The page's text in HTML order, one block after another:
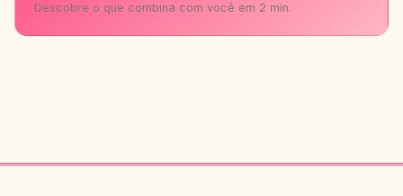
Descobre o que combina com você em 2 min.